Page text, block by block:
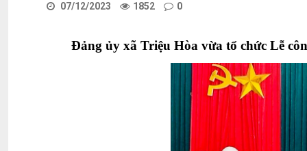
07/12/2023 1852 0
Đảng ủy xã Triệu Hòa vừa tổ chức Lễ